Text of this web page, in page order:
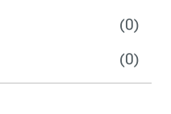
(0)
(0)